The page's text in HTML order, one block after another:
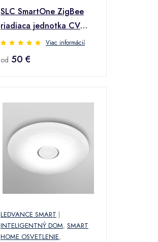
SLC SmartOne ZigBee
riadiaca jednotka CV
1x10A 12-24VViac informácií
od 50 €
LEDVANCE SMART |
INTELIGENTNÝ DOM, SMART
HOME OSVETLENIE,